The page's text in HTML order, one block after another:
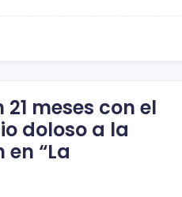
meses con el
doloso a la
“La